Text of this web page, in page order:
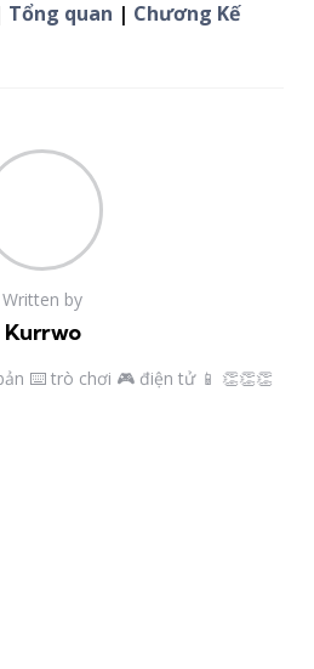
Tổng quan | Chương Kế
Written by
Kurrwo
⌨️ trò chơi 🎮 điện tử 📱 👏👏👏